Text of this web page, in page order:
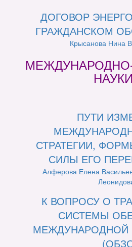
ДОГОВОР
ГРАЖДАНСКОМ
Крысанова Нина
НАУКИ
ПУТИ
СТРАТЕГИИ,
СИЛЫ ЕГО
Алферова Елена
К ВОПРОСУ О
СИСТЕМЫ
МЕЖДУНАРОДНОЙ